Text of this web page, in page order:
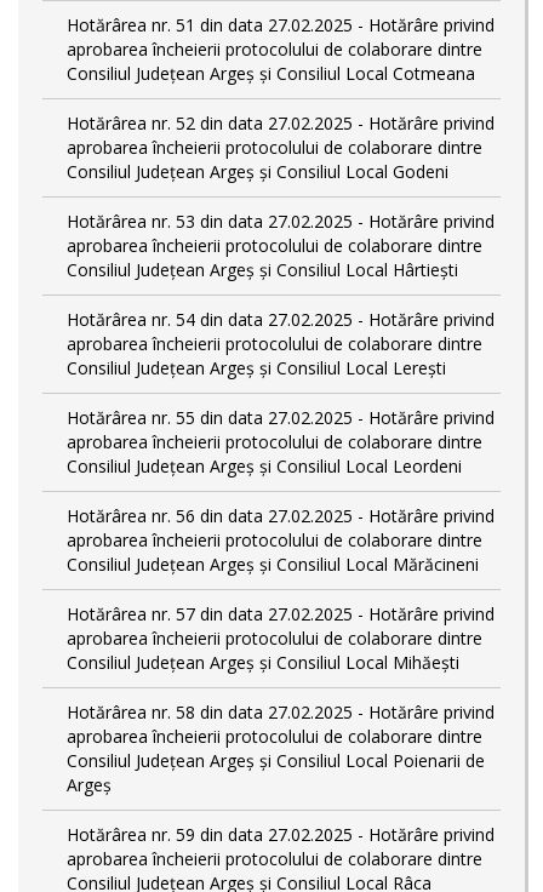
Hotărârea nr. 51 din data 27.02.2025 - Hotărâre privind
aprobarea încheierii protocolului de colaborare dintre
Consiliul Județean Argeș și Consiliul Local Cotmeana
Hotărârea nr. 52 din data 27.02.2025 - Hotărâre privind
aprobarea încheierii protocolului de colaborare dintre
Consiliul Județean Argeș și Consiliul Local Godeni
Hotărârea nr. 53 din data 27.02.2025 - Hotărâre privind
aprobarea încheierii protocolului de colaborare dintre
Consiliul Județean Argeș și Consiliul Local Hârtiești
Hotărârea nr. 54 din data 27.02.2025 - Hotărâre privind
aprobarea încheierii protocolului de colaborare dintre
Consiliul Județean Argeș și Consiliul Local Lerești
Hotărârea nr. 55 din data 27.02.2025 - Hotărâre privind
aprobarea încheierii protocolului de colaborare dintre
Consiliul Județean Argeș și Consiliul Local Leordeni
Hotărârea nr. 56 din data 27.02.2025 - Hotărâre privind
aprobarea încheierii protocolului de colaborare dintre
Consiliul Județean Argeș și Consiliul Local Mărăcineni
Hotărârea nr. 57 din data 27.02.2025 - Hotărâre privind
aprobarea încheierii protocolului de colaborare dintre
Consiliul Județean Argeș și Consiliul Local Mihăești
Hotărârea nr. 58 din data 27.02.2025 - Hotărâre privind
aprobarea încheierii protocolului de colaborare dintre
Consiliul Județean Argeș și Consiliul Local Poienarii de
Argeș
Hotărârea nr. 59 din data 27.02.2025 - Hotărâre privind
aprobarea încheierii protocolului de colaborare dintre
Consiliul Județean Argeș și Consiliul Local Râca